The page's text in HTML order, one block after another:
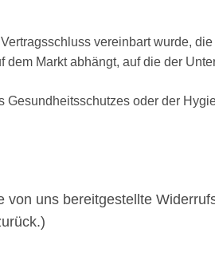
vereinbart wurde,
Markt abhängt, auf die der
oder der
uns bereitgestellte